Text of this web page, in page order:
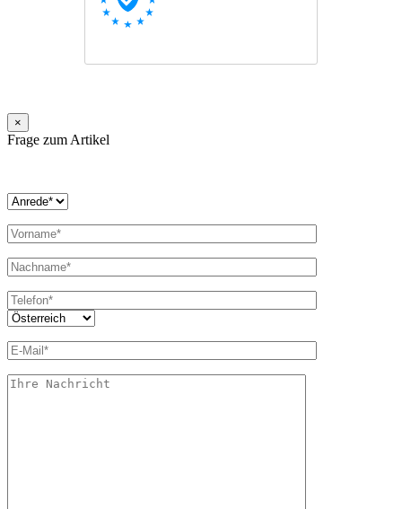
×
Frage zum Artikel